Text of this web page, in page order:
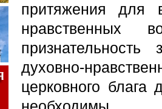
притяжения для
нравственных
духовно-
церковного блага